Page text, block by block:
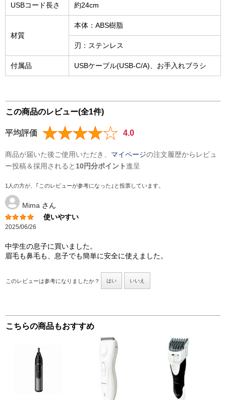
USBコード長さ 約24cm
材質
本体：ABS樹脂
刃：ステンレス
付属品 USBケーブル(USB-C/A)、お手入れブラシ
この商品のレビュー(全1件)
平均評価 4.0
商品が届いた後ご使用いただき、 マイページの注文履歴からレビュ
ー投稿＆採用されると 10円分ポイント進呈
1人の方が、｢このレビューが参考になった｣と投票しています。
Mima さん
使いやすい
2025/06/26
中学生の息子に買いました。
眉毛も鼻毛も、息子でも簡単に安全に使えました。
このレビューは参考になりましたか？ はい いいえ
こちらの商品もおすすめ